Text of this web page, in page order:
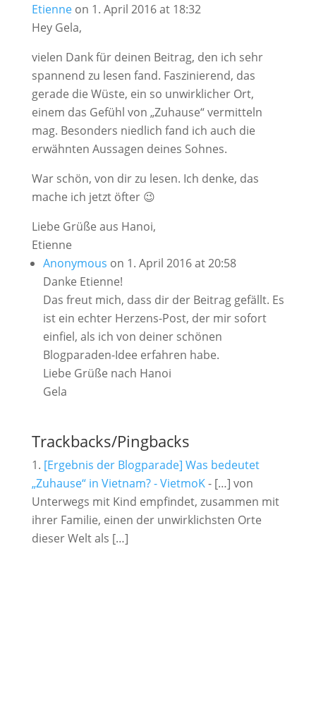
Etienne on 1. April 2016 at 18:32
Hey Gela,
vielen Dank für deinen Beitrag, den ich sehr
spannend zu lesen fand. Faszinierend, das
gerade die Wüste, ein so unwirklicher Ort,
einem das Gefühl von „Zuhause“ vermitteln
mag. Besonders niedlich fand ich auch die
erwähnten Aussagen deines Sohnes.
War schön, von dir zu lesen. Ich denke, das
mache ich jetzt öfter 😉
Liebe Grüße aus Hanoi,
Etienne
Anonymous on 1. April 2016 at 20:58
Danke Etienne!
Das freut mich, dass dir der Beitrag gefällt. Es
ist ein echter Herzens-Post, der mir sofort
einfiel, als ich von deiner schönen
Blogparaden-Idee erfahren habe.
Liebe Grüße nach Hanoi
Gela
Trackbacks/Pingbacks
[Ergebnis der Blogparade] Was bedeutet
„Zuhause“ in Vietnam? - VietmoK- […] von
Unterwegs mit Kind empfindet, zusammen mit
ihrer Familie, einen der unwirklichsten Orte
dieser Welt als […]